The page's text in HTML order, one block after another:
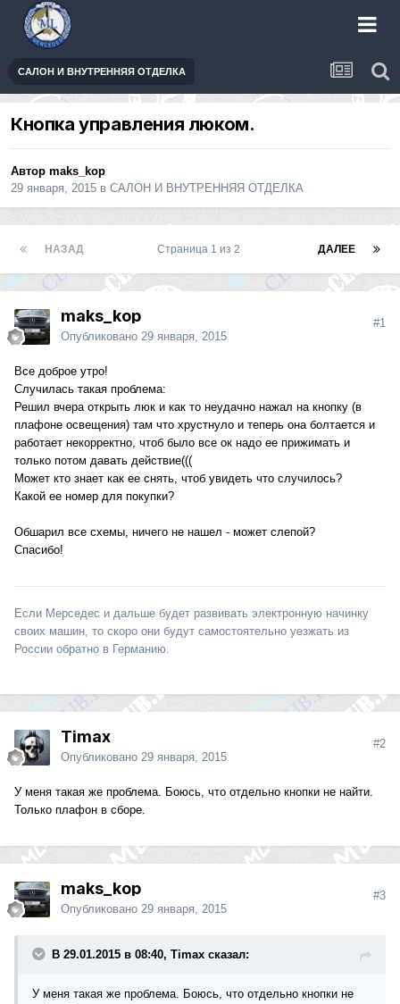
САЛОН И ВНУТРЕННЯЯ ОТДЕЛКА
Кнопка управления люком.
Автор maks_kop
29 января, 2015 в САЛОН И ВНУТРЕННЯЯ ОТДЕЛКА
НАЗАД ДАЛЕЕ
Страница 1 из 2
maks_kop
Опубликовано 29 января, 2015
#1
Все доброе утро!
Случилась такая проблема:
Решил вчера открыть люк и как то неудачно нажал на кнопку (в
плафоне освещения) там что хрустнуло и теперь она болтается и
работает некорректно, чтоб было все ок надо ее прижимать и
только потом давать действие(((
Может кто знает как ее снять, чтоб увидеть что случилось?
Какой ее номер для покупки?
Обшарил все схемы, ничего не нашел - может слепой?
Спасибо!
Если Мерседес и дальше будет развивать электронную начинку
своих машин, то скоро они будут самостоятельно уезжать из
России обратно в Германию.
Timax
Опубликовано 29 января, 2015
#2
У меня такая же проблема. Боюсь, что отдельно кнопки не найти.
Только плафон в сборе.
maks_kop
Опубликовано 29 января, 2015
#3
В 29.01.2015 в 08:40, Timax сказал:
У меня такая же проблема. Боюсь, что отдельно кнопки не